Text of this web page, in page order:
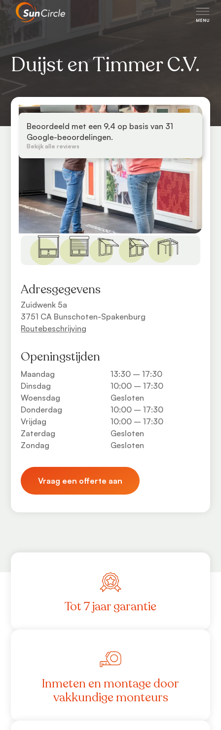
Duijst en Timmer C.V.
Adresgegevens
Zuidwenk 5a
3751 CA Bunschoten-Spakenburg
Routebeschrijving
Openingstijden
Maandag
13:30 – 17:30
Dinsdag
10:00 – 17:30
Woensdag
Gesloten
Donderdag
10:00 – 17:30
Vrijdag
10:00 – 17:30
Zaterdag
Gesloten
Zondag
Gesloten
Vraag een offerte aan
Beoordeeld met een 9,4 op basis van 31
Google-beoordelingen.
Bekijk alle reviews
Tot 7 jaar garantie
Inmeten en montage door
vakkundige monteurs